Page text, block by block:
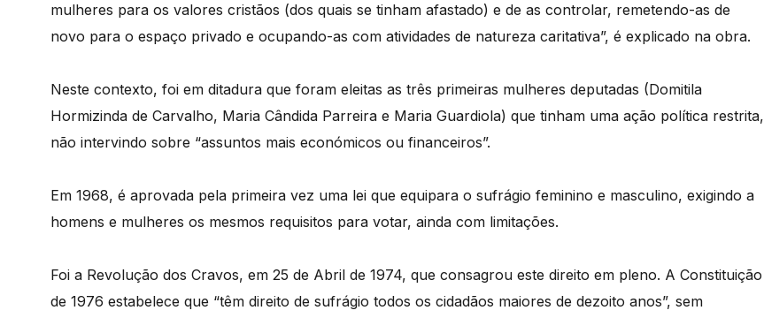
mulheres para os valores cristãos (dos quais se tinham afastado) e de as controlar, remetendo-as de
novo para o espaço privado e ocupando-as com atividades de natureza caritativa”, é explicado na obra.
Neste contexto, foi em ditadura que foram eleitas as três primeiras mulheres deputadas (Domitila
Hormizinda de Carvalho, Maria Cândida Parreira e Maria Guardiola) que tinham uma ação política restrita,
não intervindo sobre “assuntos mais económicos ou financeiros”.
Em 1968, é aprovada pela primeira vez uma lei que equipara o sufrágio feminino e masculino, exigindo a
homens e mulheres os mesmos requisitos para votar, ainda com limitações.
Foi a Revolução dos Cravos, em 25 de Abril de 1974, que consagrou este direito em pleno. A Constituição
de 1976 estabelece que “têm direito de sufrágio todos os cidadãos maiores de dezoito anos”, sem